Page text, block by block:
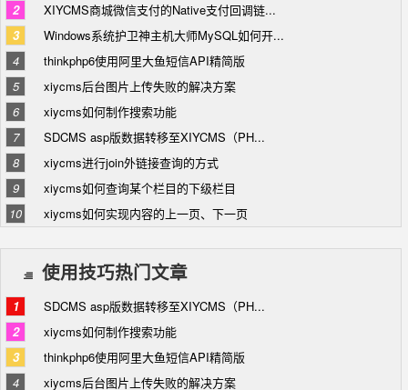
2
XIYCMS商城微信支付的Native支付回调链...
3
Windows系统护卫神主机大师MySQL如何开...
4
thinkphp6使用阿里大鱼短信API精简版
5
xiycms后台图片上传失败的解决方案
6
xiycms如何制作搜索功能
7
SDCMS asp版数据转移至XIYCMS（PH...
8
xiycms进行join外链接查询的方式
9
xiycms如何查询某个栏目的下级栏目
10
xiycms如何实现内容的上一页、下一页
使用技巧热门文章
1
SDCMS asp版数据转移至XIYCMS（PH...
2
xiycms如何制作搜索功能
3
thinkphp6使用阿里大鱼短信API精简版
4
xiycms后台图片上传失败的解决方案